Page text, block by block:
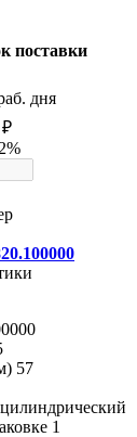
поставки
дня
₽
57
цилиндрический
1